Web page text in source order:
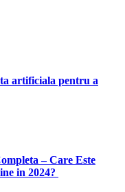
artificiala pentru a
– Care Este
in 2024?